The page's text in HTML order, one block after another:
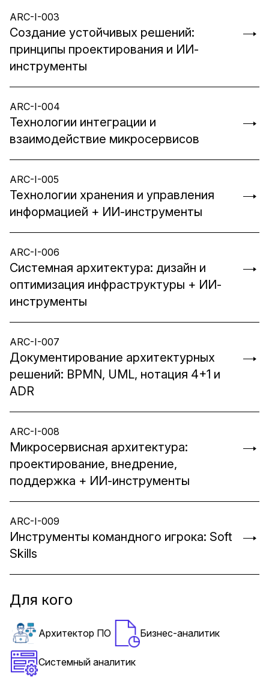
ARC-I-003
Создание устойчивых решений:
принципы проектирования и ИИ-
инструменты
ARC-I-004
Технологии интеграции и
взаимодействие микросервисов
ARC-I-005
Технологии хранения и управления
информацией + ИИ-инструменты
ARC-I-006
Системная архитектура: дизайн и
оптимизация инфраструктуры + ИИ-
инструменты
ARC-I-007
Документирование архитектурных
решений: BPMN, UML, нотация 4+1 и
ADR
ARC-I-008
Микросервисная архитектура:
проектирование, внедрение,
поддержка + ИИ-инструменты
ARC-I-009
Инструменты командного игрока: Soft
Skills
Для кого
Архитектор ПО Бизнес-аналитик
Системный аналитик